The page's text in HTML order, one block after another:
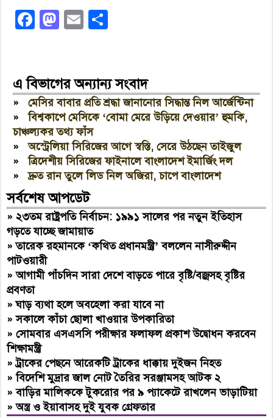
Facebook
Mastodon
Email
এ বিভাগের অন্যান্য সংবাদ
»মেসির বাবার প্রতি শ্রদ্ধা জানানোর সিদ্ধান্ত নিল আর্জেন্টিনা
»বিশ্বকাপে মেসিকে ‘বোমা মেরে উড়িয়ে দেওয়ার’ হুমকি,
চাঞ্চল্যকর তথ্য ফাঁস
»অস্ট্রেলিয়া সিরিজের আগে স্বস্তি, সেরে উঠছেন তাইজুল
»ত্রিদেশীয় সিরিজের ফাইনালে বাংলাদেশ ইমার্জিং দল
»দ্রুত রান তুলে লিড নিল অজিরা, চাপে বাংলাদেশ
সর্বশেষ আপডেট
»২৩তম রাষ্ট্রপতি নির্বাচন: ১৯৯১ সালের পর নতুন ইতিহাস
গড়তে যাচ্ছে জামায়াত
»তারেক রহমানকে ‘কথিত প্রধানমন্ত্রী’ বললেন নাসীরুদ্দীন
পাটওয়ারী
»আগামী পাঁচদিন সারা দেশে বাড়তে পারে বৃষ্টি/বজ্রসহ বৃষ্টির
প্রবণতা
»ঘাড় ব্যথা হলে অবহেলা করা যাবে না
»সকালে কাঁচা ছোলা খাওয়ার উপকারিতা
»সোমবার এসএসসি পরীক্ষার ফলাফল প্রকাশ উদ্বোধন করবেন
শিক্ষামন্ত্রী
»ট্রাকের পেছনে আরেকটি ট্রাকের ধাক্কায় দুইজন নিহত
»বিদেশি মুদ্রার জাল নোট তৈরির সরঞ্জামসহ আটক ২
»বাড়ির মালিককে টুকরোর পর ৯ প্যাকেটে রাখলেন ভাড়াটিয়া
»অস্ত্র ও ইয়াবাসহ দুই যুবক গ্রেফতার